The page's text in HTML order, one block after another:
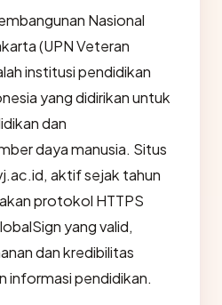
Nasional
(UPN Veteran
institusi pendidikan
yang didirikan untuk
dan
daya manusia. Situs
aktif sejak tahun
protokol HTTPS
yang valid,
dan kredibilitas
informasi pendidikan.